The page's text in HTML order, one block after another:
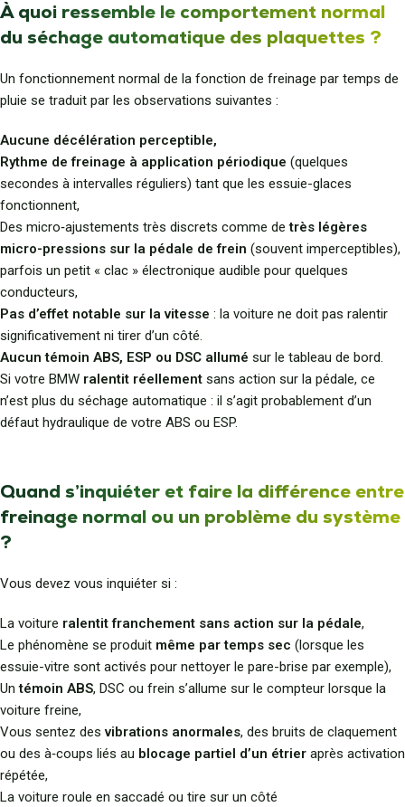
À quoi ressemble le comportement normal
du séchage automatique des plaquettes ?
Un fonctionnement normal de la fonction de freinage par temps de
pluie se traduit par les observations suivantes :
Aucune décélération perceptible,
Rythme de freinage à application périodique (quelques
secondes à intervalles réguliers) tant que les essuie-glaces
fonctionnent,
Des micro‑ajustements très discrets comme detrès légères
micro-pressions sur la pédale de frein (souvent imperceptibles),
parfois un petit « clac » électronique audible pour quelques
conducteurs,
Pas d’effet notable sur la vitesse : la voiture ne doit pas ralentir
significativement ni tirer d’un côté.
Aucun témoin ABS, ESP ou DSC allumé sur le tableau de bord.
Si votre BMW ralentit réellement sans action sur la pédale, ce
n’est plus du séchage automatique : il s’agit probablement d’un
défaut hydraulique de votre ABS ou ESP.
Quand s’inquiéter et faire la différence entre
freinage normal ou un problème du système
?
Vous devez vous inquiéter si :
La voiture ralentit franchement sans action sur la pédale,
Le phénomène se produit même par temps sec (lorsque les
essuie-vitre sont activés pour nettoyer le pare-brise par exemple),
Untémoin ABS, DSC ou frein s’allume sur le compteur lorsque la
voiture freine,
Vous sentez desvibrations anormales, des bruits de claquement
ou des à‑coups liés au blocage partiel d’un étrier après activation
répétée,
La voiture roule en saccadé ou tire sur un côté